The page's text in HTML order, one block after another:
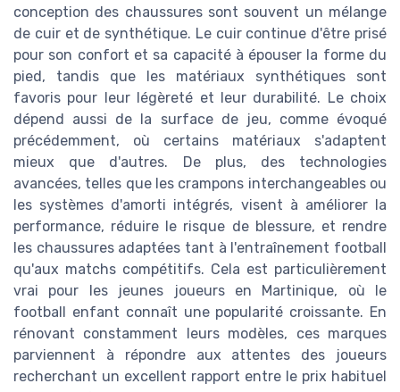
conception des chaussures sont souvent un mélange
de cuir et de synthétique. Le cuir continue d'être prisé
pour son confort et sa capacité à épouser la forme du
pied, tandis que les matériaux synthétiques sont
favoris pour leur légèreté et leur durabilité. Le choix
dépend aussi de la surface de jeu, comme évoqué
précédemment, où certains matériaux s'adaptent
mieux que d'autres. De plus, des technologies
avancées, telles que les crampons interchangeables ou
les systèmes d'amorti intégrés, visent à améliorer la
performance, réduire le risque de blessure, et rendre
les chaussures adaptées tant à l'entraînement football
qu'aux matchs compétitifs. Cela est particulièrement
vrai pour les jeunes joueurs en Martinique, où le
football enfant connaît une popularité croissante. En
rénovant constamment leurs modèles, ces marques
parviennent à répondre aux attentes des joueurs
recherchant un excellent rapport entre le prix habituel